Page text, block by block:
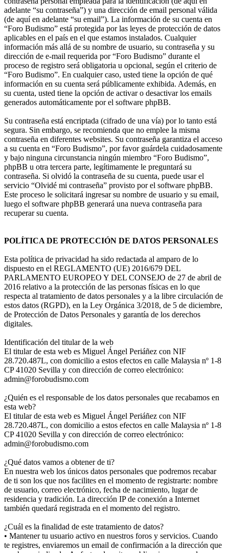
adelante “su contraseña”) y una dirección de email personal válida
(de aquí en adelante “su email”). La información de su cuenta en
“Foro Budismo” está protegida por las leyes de protección de datos
aplicables en el país en el que estamos instalados. Cualquier
información más allá de su nombre de usuario, su contraseña y su
dirección de e-mail requerida por “Foro Budismo” durante el
proceso de registro será obligatoria u opcional, según el criterio de
“Foro Budismo”. En cualquier caso, usted tiene la opción de qué
información en su cuenta será públicamente exhibida. Además, en
su cuenta, usted tiene la opción de activar o desactivar los emails
generados automáticamente por el software phpBB.
Su contraseña está encriptada (cifrado de una vía) por lo tanto está
segura. Sin embargo, se recomienda que no emplee la misma
contraseña en diferentes websites. Su contraseña garantiza el acceso
a su cuenta en “Foro Budismo”, por favor guárdela cuidadosamente
y bajo ninguna circunstancia ningún miembro “Foro Budismo”,
phpBB u otra tercera parte, legítimamente le preguntará su
contraseña. Si olvidó la contraseña de su cuenta, puede usar el
servicio “Olvidé mi contraseña” provisto por el software phpBB.
Este proceso le solicitará ingresar su nombre de usuario y su email,
luego el software phpBB generará una nueva contraseña para
recuperar su cuenta.
POLÍTICA DE PROTECCIÓN DE DATOS PERSONALES
Esta política de privacidad ha sido redactada al amparo de lo
dispuesto en el REGLAMENTO (UE) 2016/679 DEL
PARLAMENTO EUROPEO Y DEL CONSEJO de 27 de abril de
2016 relativo a la protección de las personas físicas en lo que
respecta al tratamiento de datos personales y a la libre circulación de
estos datos (RGPD), en la Ley Orgánica 3/2018, de 5 de diciembre,
de Protección de Datos Personales y garantía de los derechos
digitales.
Identificación del titular de la web
El titular de esta web es Miguel Ángel Periáñez con NIF
28.720.487L, con domicilio a estos efectos en calle Malaysia nº 1-8
CP 41020 Sevilla y con dirección de correo electrónico:
admin@forobudismo.com
¿Quién es el responsable de los datos personales que recabamos en
esta web?
El titular de esta web es Miguel Ángel Periáñez con NIF
28.720.487L, con domicilio a estos efectos en calle Malaysia nº 1-8
CP 41020 Sevilla y con dirección de correo electrónico:
admin@forobudismo.com
¿Qué datos vamos a obtener de ti?
En nuestra web los únicos datos personales que podremos recabar
de ti son los que nos facilites en el momento de registrarte: nombre
de usuario, correo electrónico, fecha de nacimiento, lugar de
residencia y tradición. La dirección IP de conexión a Internet
también quedará registrada en el momento del registro.
¿Cuál es la finalidad de este tratamiento de datos?
• Mantener tu usuario activo en nuestros foros y servicios. Cuando
te registres, enviaremos un email de confirmación a la dirección que